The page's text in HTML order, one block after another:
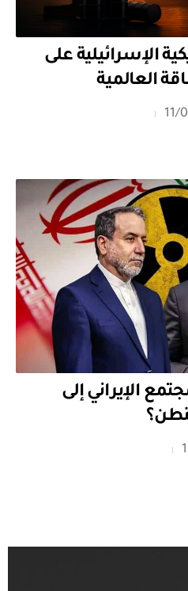
الإسرائيلية على
العالمية
الإيراني إلى